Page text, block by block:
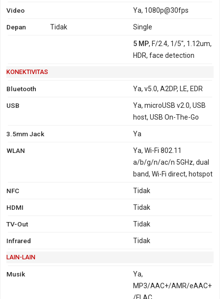
Video Ya, 1080p@30fps
Depan Tidak Single
5 MP, F/2.4, 1/5", 1.12um,
HDR, face detection
KONEKTIVITAS
Bluetooth Ya, v5.0, A2DP, LE, EDR
USB
Ya, microUSB v2.0, USB
host, USB On-The-Go
3.5mm Jack Ya
WLAN
Ya, Wi-Fi 802.11
a/b/g/n/ac/n 5GHz, dual
band, Wi-Fi direct, hotspot
NFC Tidak
HDMI Tidak
TV-Out Tidak
Infrared Tidak
LAIN-LAIN
Musik
Ya,
MP3/AAC+/AMR/eAAC+
/FLAC